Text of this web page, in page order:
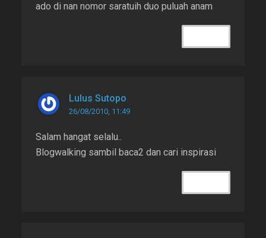
ado di nan nomor saratuih duo puluah anam
Lulus Sutopo
26/08/2010, 11:49
Salam hangat selalu..
Blogwalking sambil baca2 dan cari inspirasi